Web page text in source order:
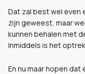
Dat zal best wel even
zijn geweest, maar
kunnen behalen met
Inmiddels is het
En nu maar hopen dat